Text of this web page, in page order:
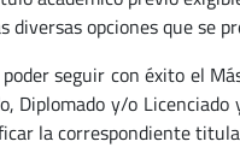
diversas opciones que se
poder seguir con éxito el
Diplomado y/o
la correspondiente